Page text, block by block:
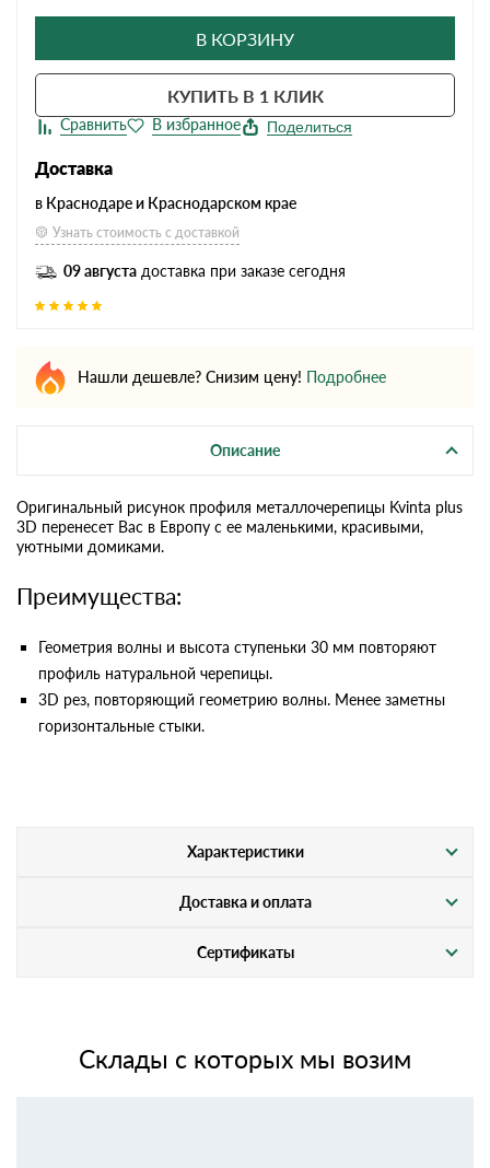
В КОРЗИНУ
КУПИТЬ В 1 КЛИК
Поделиться
Доставка
в Краснодаре и Краснодарском крае
Узнать стоимость с доставкой
09 августа доставка при заказе сегодня
Нашли дешевле? Снизим цену! Подробнее
Описание
Оригинальный рисунок профиля металлочерепицы Kvinta plus
3D перенесет Вас в Европу с ее маленькими, красивыми,
уютными домиками.
Преимущества:
Геометрия волны и высота ступеньки 30 мм повторяют
профиль натуральной черепицы.
3D рез, повторяющий геометрию волны. Менее заметны
горизонтальные стыки.
Характеристики
Доставка и оплата
Сертификаты
Склады с которых мы возим